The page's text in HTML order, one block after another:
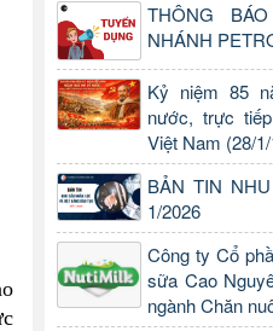
THÔNG
NHÁNH
Kỷ niệm 85
nước, trực
Việt Nam (28/
BẢN TIN
1/2026
Công ty Cổ
sữa Cao
ngành Chăn